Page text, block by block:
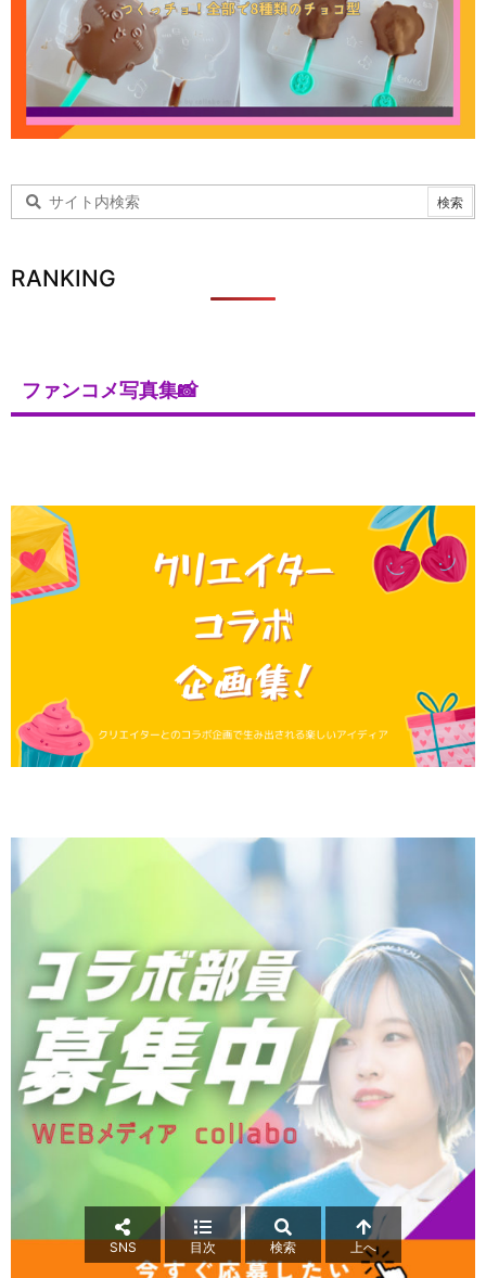
RANKING
ファンコメ写真集📸
SNS 目次 検索 上へ